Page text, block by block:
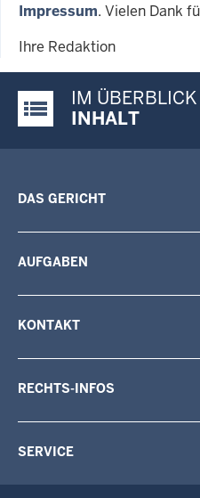
Impressum. Vielen Dank
Ihre Redaktion
Justiz-Portal im
IM ÜBERBLICK
INHALT
DAS GERICHT
AUFGABEN
KONTAKT
RECHTS-INFOS
SERVICE